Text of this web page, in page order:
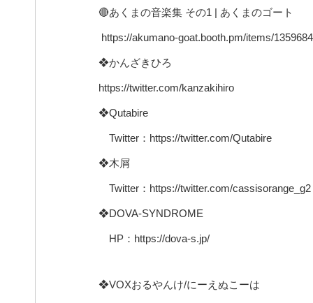
🔴あくまの音楽集 その1 | あくまのゴート
https://akumano-goat.booth.pm/items/1359684
❖かんざきひろ
https://twitter.com/kanzakihiro
❖Qutabire
Twitter：https://twitter.com/Qutabire
❖木屑
Twitter：https://twitter.com/cassisorange_g2
❖DOVA-SYNDROME
HP：https://dova-s.jp/
❖VOXおるやんけ/にーえぬこーは